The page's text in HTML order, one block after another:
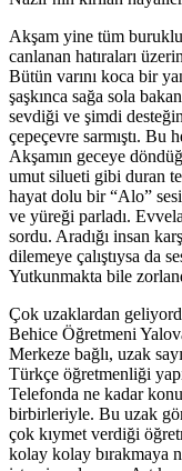
Akşam yine tüm
canlanan hatıraları
Bütün varını koca bir
şaşkınca sağa sola
sevdiği ve şimdi
çepeçevre sarmıştı. Bu
Akşamın geceye
umut silueti gibi duran
hayat dolu bir “Alo”
ve yüreği parladı.
sordu. Aradığı insan
dilemeye çalıştıysa da
Yutkunmakta bile
Çok uzaklardan
Behice Öğretmeni
Merkeze bağlı, uzak
Türkçe öğretmenliği
Telefonda ne kadar
birbirleriyle. Bu uzak
çok kıymet verdiği
kolay kolay bırakmaya